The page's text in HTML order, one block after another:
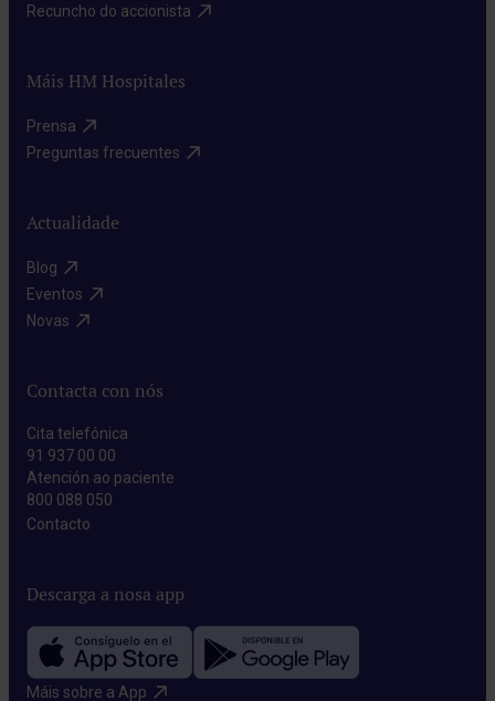
Recuncho do accionista​
Máis HM Hospitales
Prensa​
Preguntas frecuentes​
Actualidade
Blog​
Eventos​
Novas​
Contacta con nós
Cita telefónica
91 937 00 00
Atención ao paciente
800 088 050
Contacto​
Descarga a nosa app
Máis sobre a App​